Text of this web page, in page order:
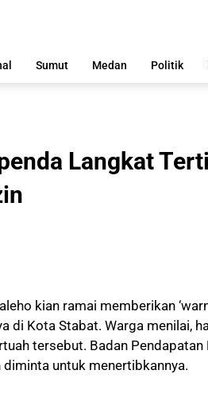
Sumut Medan Politik
Langkat
kian ramai memberikan
di Kota Stabat. Warga menilai,
tersebut. Badan Pendapatan
untuk menertibkannya.